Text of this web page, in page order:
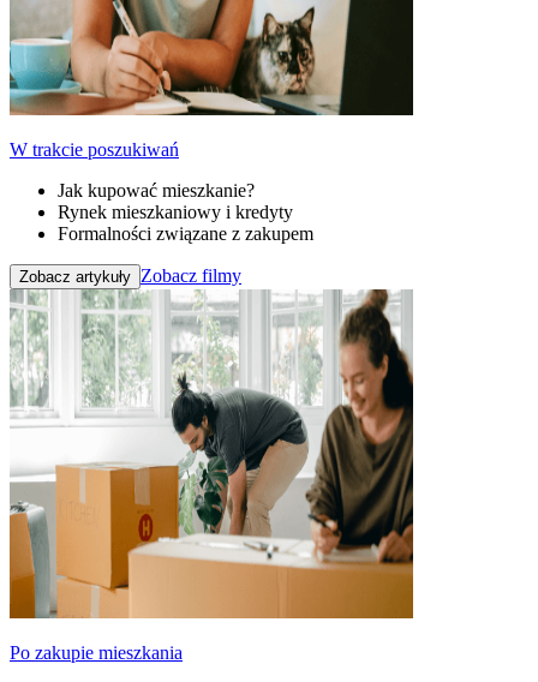
W trakcie poszukiwań
Jak kupować mieszkanie?
Rynek mieszkaniowy i kredyty
Formalności związane z zakupem
Zobacz artykuły Zobacz filmy
Po zakupie mieszkania